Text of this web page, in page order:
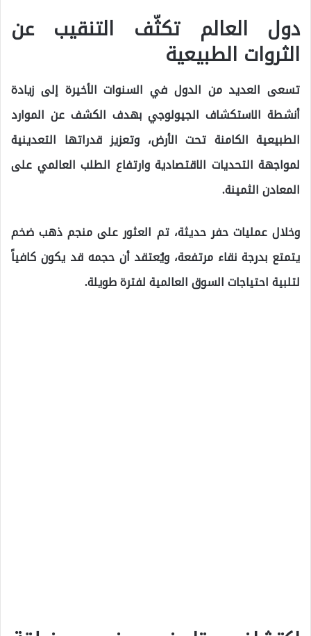
دول العالم تكثّف التنقيب عن
الثروات الطبيعية
تسعى العديد من الدول في السنوات الأخيرة إلى زيادة
أنشطة الاستكشاف الجيولوجي بهدف الكشف عن الموارد
الطبيعية الكامنة تحت الأرض، وتعزيز قدراتها التعدينية
لمواجهة التحديات الاقتصادية وارتفاع الطلب العالمي على
المعادن الثمينة.
وخلال عمليات حفر حديثة، تم العثور على منجم ذهب ضخم
يتمتع بدرجة نقاء مرتفعة، ويُعتقد أن حجمه قد يكون كافياً
لتلبية احتياجات السوق العالمية لفترة طويلة.